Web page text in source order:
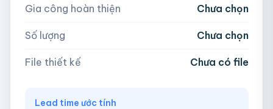
AI, PDF, EPS, PSD, PNG, JPG (tối đa 50MB)
Gia công hoàn thiện Chưa chọn
Số lượng Chưa chọn
File thiết kế Chưa có file
Lead time ước tính